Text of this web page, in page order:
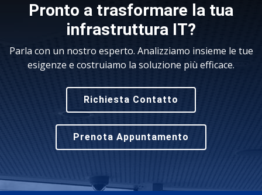
Pronto a trasformare la tua
infrastruttura IT?
Parla con un nostro esperto. Analizziamo insieme le tue
esigenze e costruiamo la soluzione più efficace.
Richiesta Contatto
Prenota Appuntamento